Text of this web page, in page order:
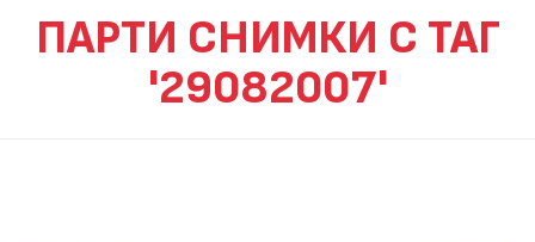
ПАРТИ СНИМКИ С ТАГ
'29082007'